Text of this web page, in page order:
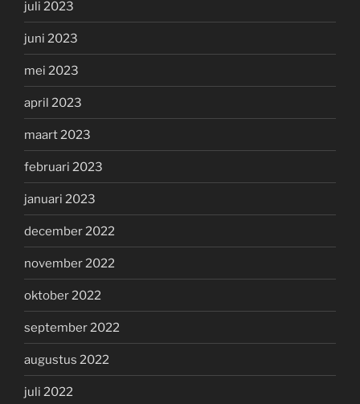
juli 2023
juni 2023
mei 2023
april 2023
maart 2023
februari 2023
januari 2023
december 2022
november 2022
oktober 2022
september 2022
augustus 2022
juli 2022